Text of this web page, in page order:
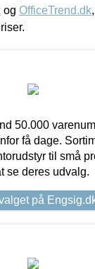
og OfficeTrend.dk
50.000
få dage.
til små
se deres udvalg.
på